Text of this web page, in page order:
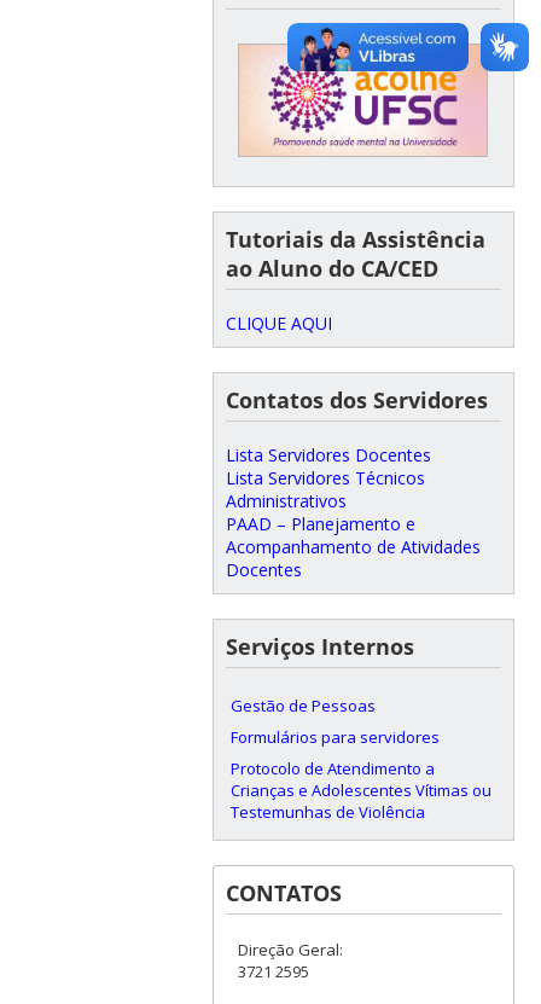
Tutoriais da Assistência
ao Aluno do CA/CED
CLIQUE AQUI
Contatos dos Servidores
Lista Servidores Docentes
Lista Servidores Técnicos
Administrativos
PAAD – Planejamento e
Acompanhamento de Atividades
Docentes
Serviços Internos
Gestão de Pessoas
Formulários para servidores
Protocolo de Atendimento a
Crianças e Adolescentes Vítimas ou
Testemunhas de Violência
CONTATOS
Direção Geral:
3721 2595